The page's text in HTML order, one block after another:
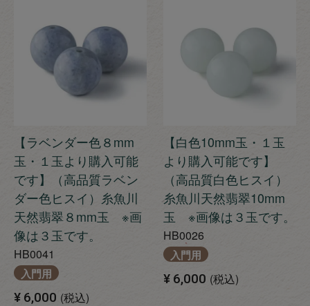
【ラベンダー色８mm
玉・１玉より購入可能
です】（高品質ラベン
ダー色ヒスイ）糸魚川
天然翡翠８mm玉 ※画
像は３玉です。
HB0041
入門用
¥ 6,000 税込
【白色10mm玉・１玉
より購入可能です】
（高品質白色ヒスイ）
糸魚川天然翡翠10mm
玉 ※画像は３玉です。
HB0026
入門用
¥ 6,000 税込